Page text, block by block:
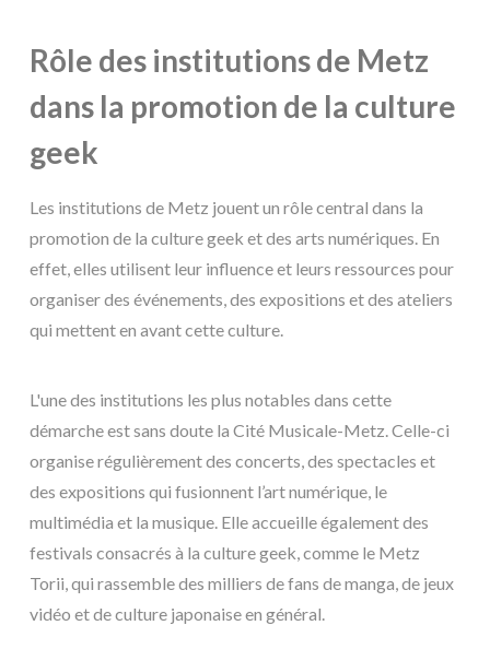
Rôle des institutions de Metz
dans la promotion de la culture
geek
Les institutions de Metz jouent un rôle central dans la
promotion de la culture geek et des arts numériques. En
effet, elles utilisent leur influence et leurs ressources pour
organiser des événements, des expositions et des ateliers
qui mettent en avant cette culture.
L'une des institutions les plus notables dans cette
démarche est sans doute la Cité Musicale-Metz. Celle-ci
organise régulièrement des concerts, des spectacles et
des expositions qui fusionnent l’art numérique, le
multimédia et la musique. Elle accueille également des
festivals consacrés à la culture geek, comme le Metz
Torii, qui rassemble des milliers de fans de manga, de jeux
vidéo et de culture japonaise en général.